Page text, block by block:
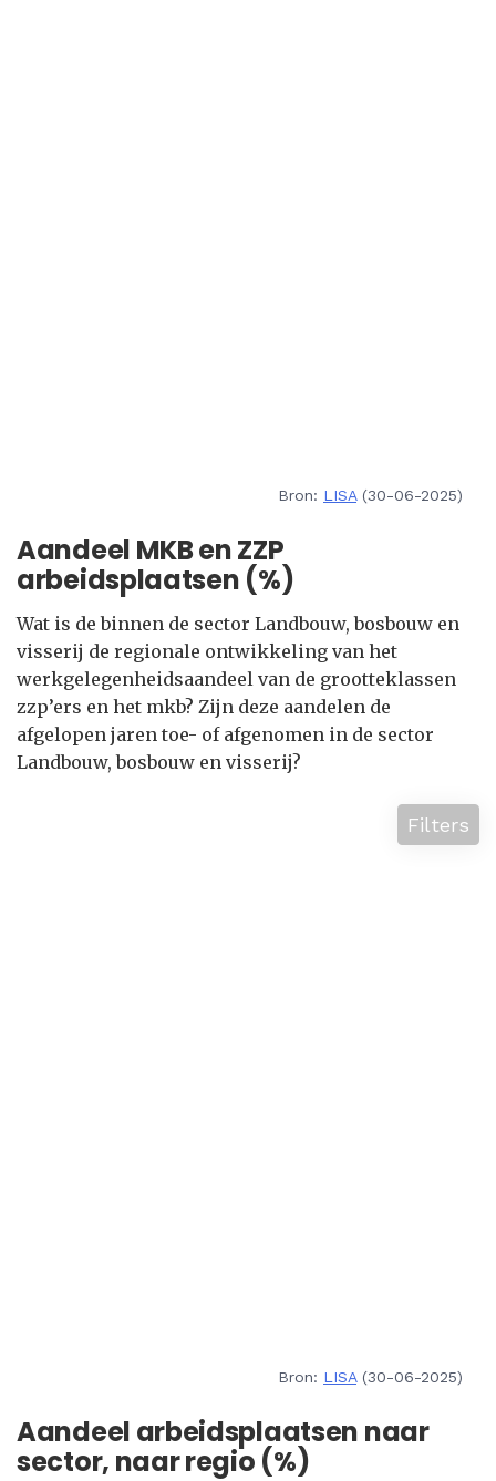
Bron: LISA(30-06-2025)
Aandeel MKB en ZZP
arbeidsplaatsen (%)
Wat is de binnen de sector Landbouw, bosbouw en
visserij de regionale ontwikkeling van het
werkgelegenheidsaandeel van de grootteklassen
zzp’ers en het mkb? Zijn deze aandelen de
afgelopen jaren toe- of afgenomen in de sector
Landbouw, bosbouw en visserij?
Filters
Bron: LISA(30-06-2025)
Aandeel arbeidsplaatsen naar
sector, naar regio (%)